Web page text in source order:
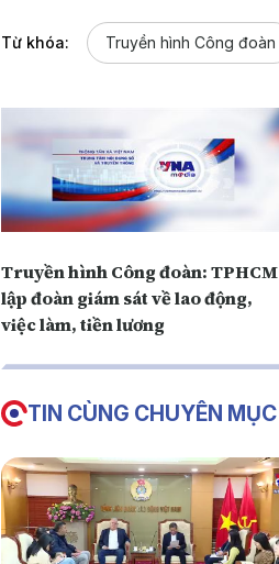
Từ khóa: Truyền hình Công đoàn
Truyền hình Công đoàn: TPHCM
lập đoàn giám sát về lao động,
việc làm, tiền lương
TIN CÙNG CHUYÊN MỤC